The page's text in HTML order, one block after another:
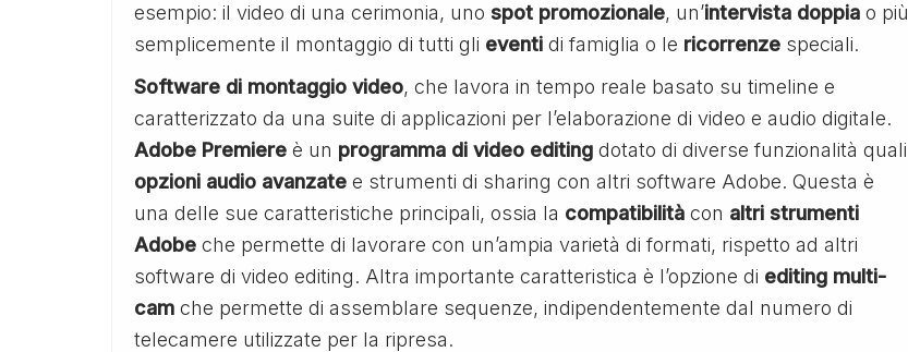
esempio: il video di una cerimonia, uno spot promozionale, un’intervista doppia o più
semplicemente il montaggio di tutti gli eventi di famiglia o le ricorrenze speciali.
Software di montaggio video, che lavora in tempo reale basato su timeline e
caratterizzato da una suite di applicazioni per l’elaborazione di video e audio digitale.
Adobe Premiere è un programma di video editing dotato di diverse funzionalità quali
opzioni audio avanzate e strumenti di sharing con altri software Adobe. Questa è
una delle sue caratteristiche principali, ossia la compatibilità con altri strumenti
Adobe che permette di lavorare con un’ampia varietà di formati, rispetto ad altri
software di video editing. Altra importante caratteristica è l’opzione di editing multi-
cam che permette di assemblare sequenze, indipendentemente dal numero di
telecamere utilizzate per la ripresa.